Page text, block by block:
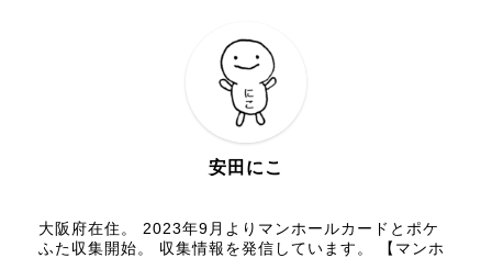
安田にこ
大阪府在住。 2023年9月よりマンホールカードとポケ
ふた収集開始。 収集情報を発信しています。 【マンホ